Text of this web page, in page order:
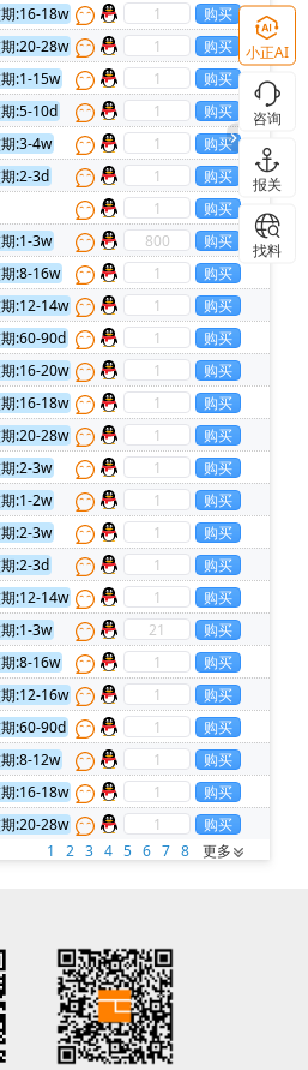
)(1)
台湾三礼)(1)
:16-18w
:20-28w
:1-15w
:5-10d
:3-4w
:2-3d
:1-3w
:8-16w
:12-14w
:60-90d
:16-20w
:16-18w
:20-28w
:2-3w
:1-2w
:2-3w
:2-3d
:12-14w
:1-3w
:8-16w
:12-16w
:60-90d
:8-12w
:16-18w
:20-28w
1
2 3 4 5 6 7 8 更多
小正AI
咨询
报关
找料